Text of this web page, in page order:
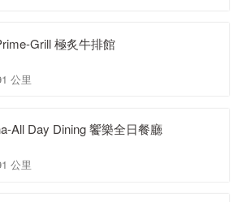
Grill 極炙牛排館
公里
All Day Dining 饗樂全日餐廳
公里